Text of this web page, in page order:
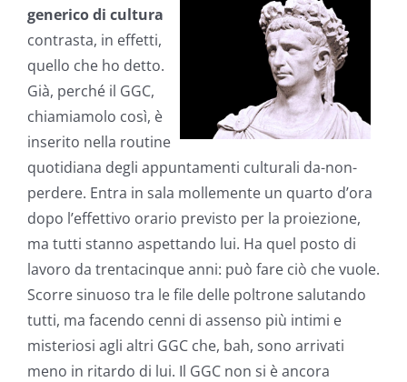
generico di cultura
contrasta, in effetti,
quello che ho detto.
Già, perché il GGC,
chiamiamolo così, è
inserito nella routine
quotidiana degli appuntamenti culturali da-non-
perdere. Entra in sala mollemente un quarto d’ora
dopo l’effettivo orario previsto per la proiezione,
ma tutti stanno aspettando lui. Ha quel posto di
lavoro da trentacinque anni: può fare ciò che vuole.
Scorre sinuoso tra le file delle poltrone salutando
tutti, ma facendo cenni di assenso più intimi e
misteriosi agli altri GGC che, bah, sono arrivati
meno in ritardo di lui. Il GGC non si è ancora